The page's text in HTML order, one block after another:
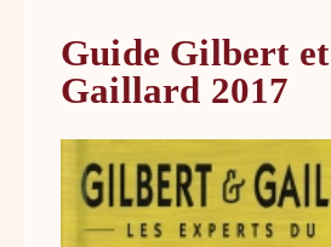
Guide Gilbert et
Gaillard 2017